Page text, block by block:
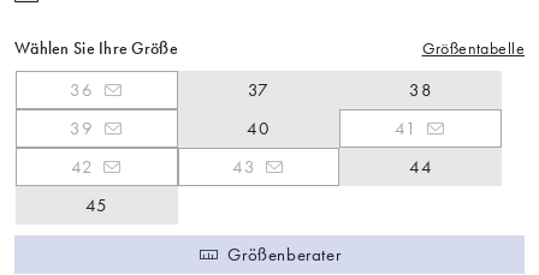
Wählen Sie Ihre Größe Größentabelle
36 37
38
39
40
41
42
43
44
45
Größenberater